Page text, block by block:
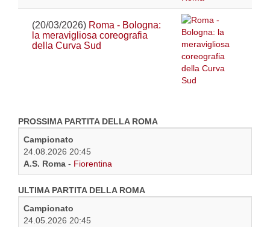
(20/03/2026) Roma - Bologna:
la meravigliosa coreografia
della Curva Sud
PROSSIMA PARTITA DELLA ROMA
Campionato
24.08.2026 20:45
A.S. Roma - Fiorentina
ULTIMA PARTITA DELLA ROMA
Campionato
24.05.2026 20:45